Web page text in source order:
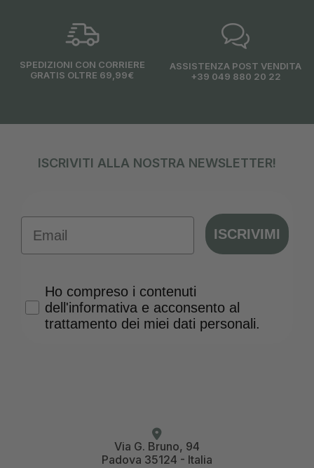
SPEDIZIONI CON CORRIERE
GRATIS OLTRE 69,99€
ASSISTENZA POST VENDITA
+39 049 880 20 22
ISCRIVITI ALLA NOSTRA NEWSLETTER!
ISCRIVIMI
Privacy Policy
Ho compreso i contenuti
dell'informativa e acconsento al
trattamento dei miei dati personali.
Via G. Bruno, 94
Padova 35124 - Italia